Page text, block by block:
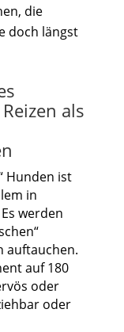
die
doch längst
als
Hunden ist
in
werden
auftauchen.
auf 180
oder
oder